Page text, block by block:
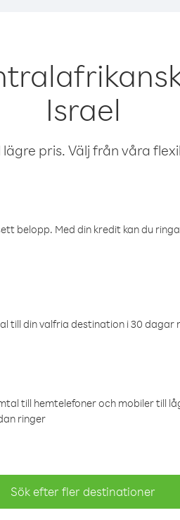
Israel
pris. Välj från våra
belopp. Med din kredit kan du
din valfria destination i 30 dagar
till hemtelefoner och mobiler till
ringer
Sök efter fler destinationer